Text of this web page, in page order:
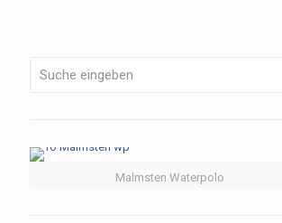
Malmsten Waterpolo